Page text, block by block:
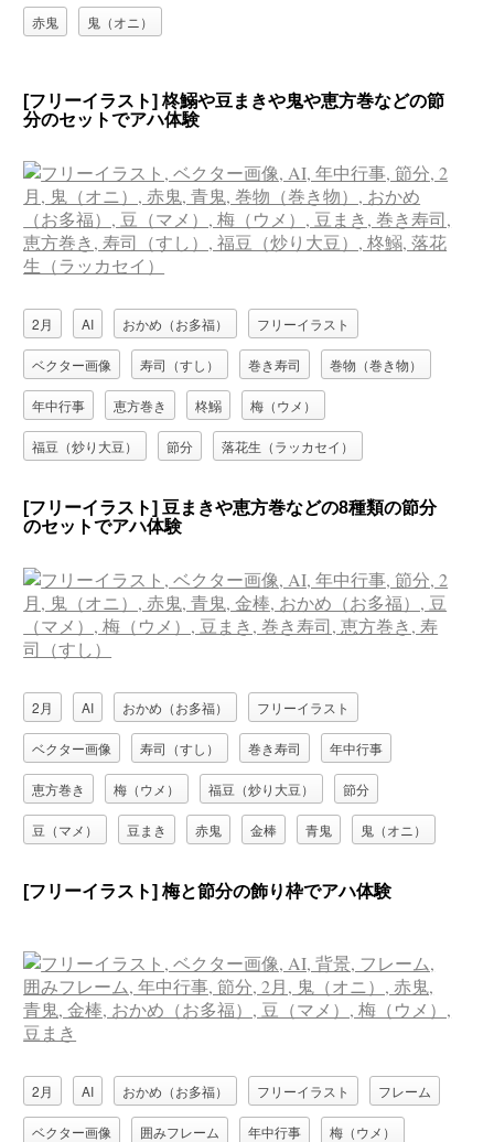
赤鬼 鬼（オニ）
[フリーイラスト] 柊鰯や豆まきや鬼や恵方巻などの節
分のセットでアハ体験
2月 AI おかめ（お多福） フリーイラスト
ベクター画像 寿司（すし） 巻き寿司 巻物（巻き物）
年中行事 恵方巻き 柊鰯 梅（ウメ）
福豆（炒り大豆） 節分 落花生（ラッカセイ）
[フリーイラスト] 豆まきや恵方巻などの8種類の節分
のセットでアハ体験
2月 AI おかめ（お多福） フリーイラスト
ベクター画像 寿司（すし） 巻き寿司 年中行事
恵方巻き 梅（ウメ） 福豆（炒り大豆） 節分
豆（マメ） 豆まき 赤鬼 金棒 青鬼 鬼（オニ）
[フリーイラスト] 梅と節分の飾り枠でアハ体験
2月 AI おかめ（お多福） フリーイラスト フレーム
ベクター画像 囲みフレーム 年中行事 梅（ウメ）